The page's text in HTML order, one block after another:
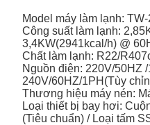
Model máy làm lạnh:
Công suất làm lạnh:
3,4KW(2941kcal/h) @
Chất làm lạnh: R22/
Nguồn điện: 220V/50HZ
240V/60HZ/1PH(Tùy
Thương hiệu máy nén:
Loại thiết bị bay hơi:
(Tiêu chuẩn) / Loại tấm